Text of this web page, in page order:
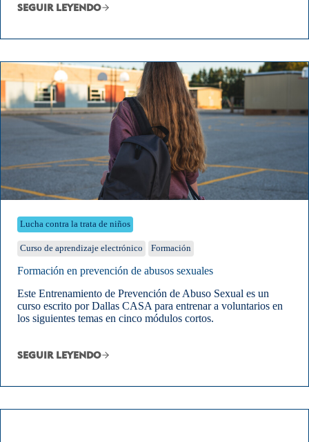
SEGUIR LEYENDO
Lucha contra la trata de niños
Curso de aprendizaje electrónico Formación
Formación en prevención de abusos sexuales
Este Entrenamiento de Prevención de Abuso Sexual es un
curso escrito por Dallas CASA para entrenar a voluntarios en
los siguientes temas en cinco módulos cortos.
SEGUIR LEYENDO